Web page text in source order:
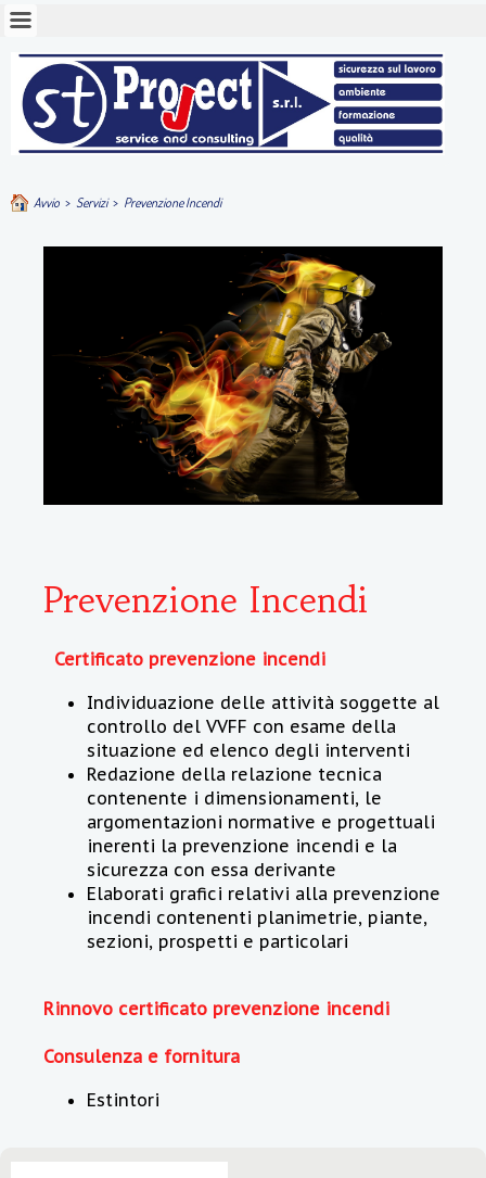
Avvio > Servizi > Prevenzione Incendi
Prevenzione Incendi
Certificato prevenzione incendi
Individuazione delle attività soggette al
controllo del VVFF con esame della
situazione ed elenco degli interventi
Redazione della relazione tecnica
contenente i dimensionamenti, le
argomentazioni normative e progettuali
inerenti la prevenzione incendi e la
sicurezza con essa derivante
Elaborati grafici relativi alla prevenzione
incendi contenenti planimetrie, piante,
sezioni, prospetti e particolari
Rinnovo certificato prevenzione incendi
Consulenza e fornitura
Estintori